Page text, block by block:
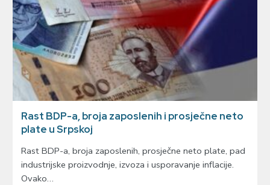
Rast BDP-a, broja zaposlenih i prosječne neto
plate u Srpskoj
Rast BDP-a, broja zaposlenih, prosječne neto plate, pad
industrijske proizvodnje, izvoza i usporavanje inflacije.
Ovako…